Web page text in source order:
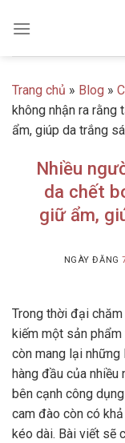
Trang chủ » Blog »
không nhận ra rằng
ẩm, giúp da trắng
Nhiều
da chết
giữ ẩm,
NGÀY ĐĂNG
Trong thời đại
kiếm một sản
còn mang lại những
hàng đầu của nhiều
bên cạnh công
cam đào còn có
kéo dài. Bài viết sẽ